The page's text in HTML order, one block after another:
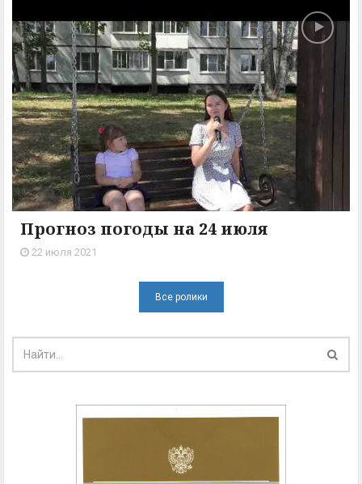
Прогноз погоды на 24 июля
22 июля 2021
Все ролики